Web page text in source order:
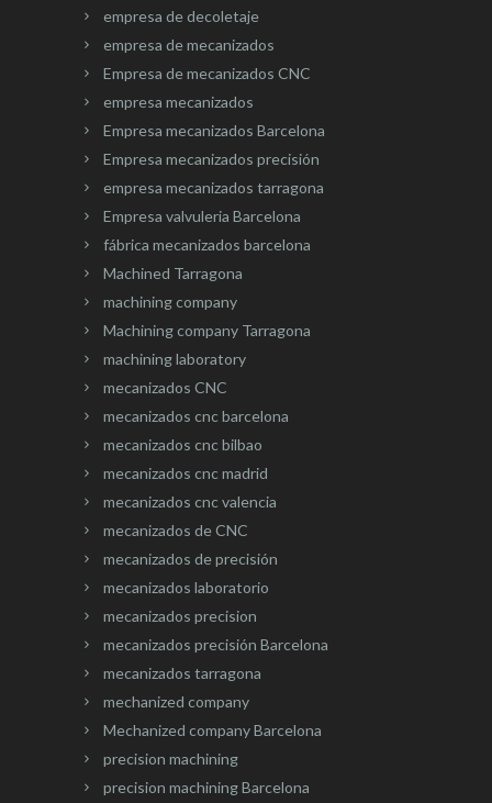
empresa de decoletaje
empresa de mecanizados
Empresa de mecanizados CNC
empresa mecanizados
Empresa mecanizados Barcelona
Empresa mecanizados precisión
empresa mecanizados tarragona
Empresa valvuleria Barcelona
fábrica mecanizados barcelona
Machined Tarragona
machining company
Machining company Tarragona
machining laboratory
mecanizados CNC
mecanizados cnc barcelona
mecanizados cnc bilbao
mecanizados cnc madrid
mecanizados cnc valencia
mecanizados de CNC
mecanizados de precisión
mecanizados laboratorio
mecanizados precision
mecanizados precisión Barcelona
mecanizados tarragona
mechanized company
Mechanized company Barcelona
precision machining
precision machining Barcelona